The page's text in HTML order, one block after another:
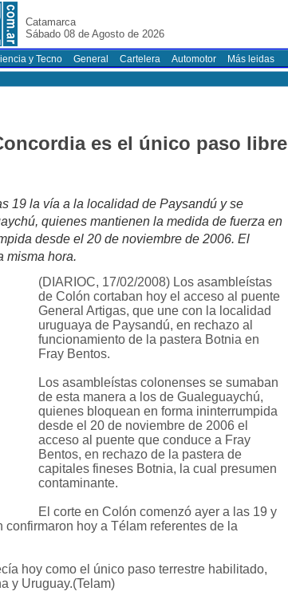
Catamarca
Sábado 08 de Agosto de 2026
y Tecno General Cartelera Automotor Más leidas
es el único paso libre
19 la vía a la localidad de Paysandú y se
quienes mantienen la medida de fuerza en
desde el 20 de noviembre de 2006. El
misma hora.
(DIARIOC, 17/02/2008) Los asambleístas
de Colón cortaban hoy el acceso al puente
General Artigas, que une con la localidad
uruguaya de Paysandú, en rechazo al
funcionamiento de la pastera Botnia en
Fray Bentos.
Los asambleístas colonenses se sumaban
de esta manera a los de Gualeguaychú,
quienes bloquean en forma ininterrumpida
desde el 20 de noviembre de 2006 el
acceso al puente que conduce a Fray
Bentos, en rechazo de la pastera de
capitales fineses Botnia, la cual presumen
contaminante.
El corte en Colón comenzó ayer a las 19 y
hoy a Télam referentes de la
hoy como el único paso terrestre habilitado,
y Uruguay.(Telam)